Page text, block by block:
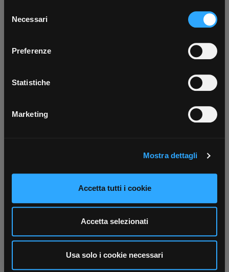
modificare o revocare il proprio consenso in qualsiasi
momento dalla Dichiarazione sui cookie o facendo clic
raccogliere informazioni sulla tua posizione
geografica, con un'approssimazione di qualche
Identificare il tuo dispositivo, scansionandolo
Approfondisci come vengono elaborati i tuoi dati personali
dalla Dichiarazione sui cookie.
Utilizziamo i cookie per personalizzare contenuti ed
analizzare il nostro traffico. Condividiamo inoltre
informazioni sul modo in cui utilizza il nostro sito con i
nostri partner che si occupano di analisi dei dati web,
delNecessari
Preferenze
Statistiche
Marketing
Mostra dettagli
Accetta tutti i cookie
Accetta selezionati
Usa solo i cookie necessari
App Rexel Italia
tutti i servizi ovunque tu sia!
Scarica ora
Parla con il tuo customer care
Negozi di materiale elettrico vicino a